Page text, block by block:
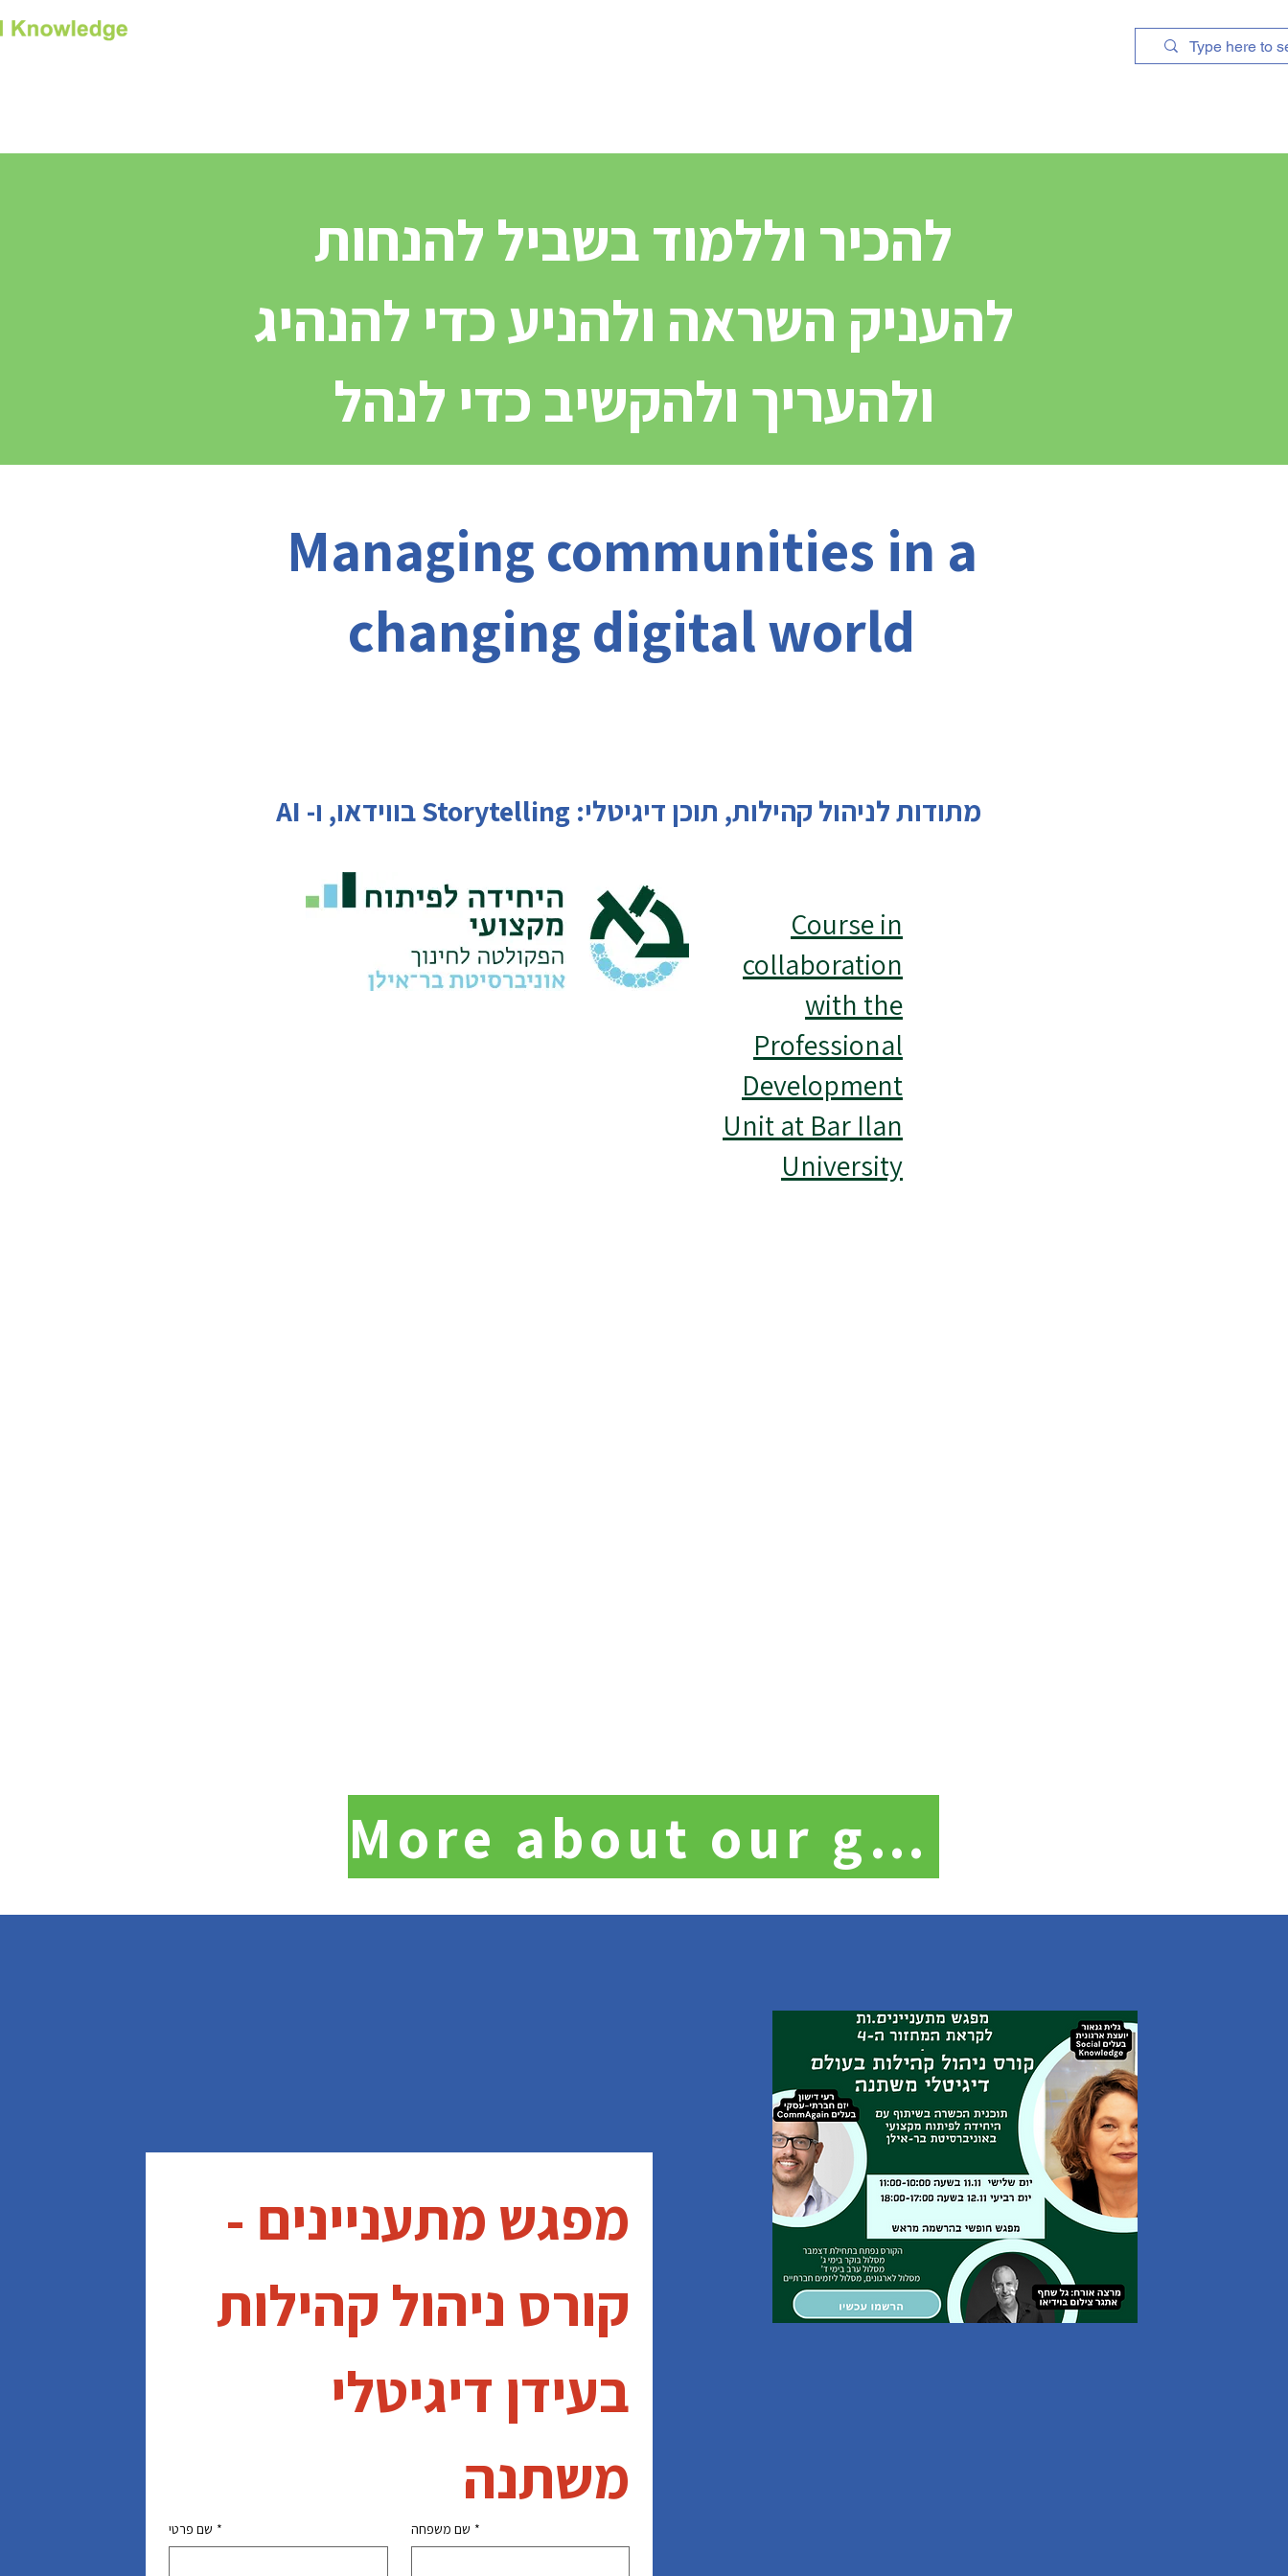
להכיר וללמוד בשביל להנחות
להעניק השראה ולהניע כדי להנהיג
ולהעריך ולהקשיב כדי לנהל
Managing communities in a
changing digital world
מתודות לניהול קהילות, תוכן דיגיטלי: Storytelling בווידאו, ו- AI
Course in
collaboration
with the
Professional
Development
Unit at Bar Ilan
University
More about our graduates
קורס ניהול קהילות
משתנה
שם פרטי * שם משפחה *